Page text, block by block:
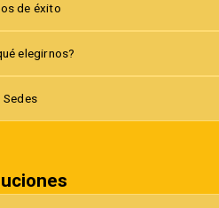
de éxito
elegirnos?
Sedes